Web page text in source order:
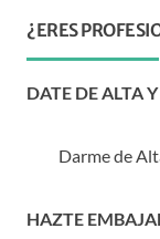
¿ERES
DATE DE ALTA
Darme de
HAZTE